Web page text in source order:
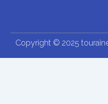
Copyright © 2025